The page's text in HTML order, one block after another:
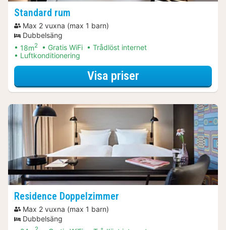
Standard rum
Max 2 vuxna (max 1 barn)
Dubbelsäng
18m2 Gratis WiFi
Trådlöst internet
Luftkonditionering
Visa priserför Standard rum
Residence Doppelzimmer
Max 2 vuxna (max 1 barn)
Dubbelsäng